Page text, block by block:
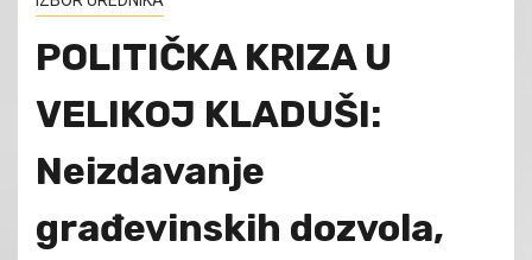
POLITIČKA KRIZA U
VELIKOJ KLADUŠI:
Neizdavanje
građevinskih dozvola,